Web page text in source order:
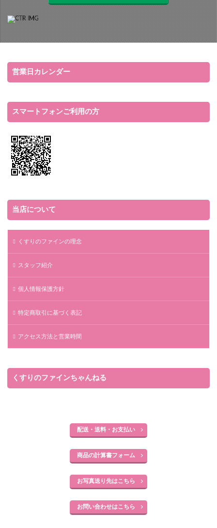
営業日カレンダー
スマートフォンご利用の方
当店について
くすりのファインの理念
スタッフ紹介
個人情報保護方針
特定商取引に基づく表記
アクセス方法と営業時間
くすりのファインちゃんねる
配送・送料・お支払い
商品の計算書フォーム
お写真送り先はこちら
お問い合わせはこちら